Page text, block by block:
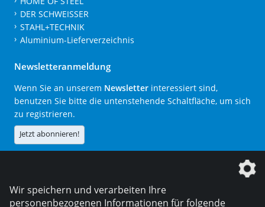
DER SCHWEISSER
STAHL+TECHNIK
Aluminium-Lieferverzeichnis
Newsletteranmeldung
Wenn Sie an unserem Newsletter interessiert sind,
benutzen Sie bitte die untenstehende Schaltfläche, um sich
zu registrieren.
Jetzt abonnieren!
Die DVS Media GmbH ist ein Unternehmen der
Wir speichern und verarbeiten Ihre
personenbezogenen Informationen für folgende